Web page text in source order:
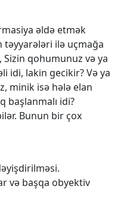
əldə etmək
təyyarələri ilə uçmağa
qohumunuz və ya
idi, lakin gecikir? Və ya
minik isə hələ elan
başlanmalı idi?
Bunun bir çox
və başqa obyektiv